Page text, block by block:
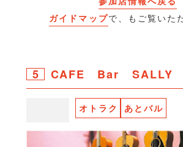
ガイドマップで、もご覧いた
5 CAFE Bar SALLY
オトラク あとバル